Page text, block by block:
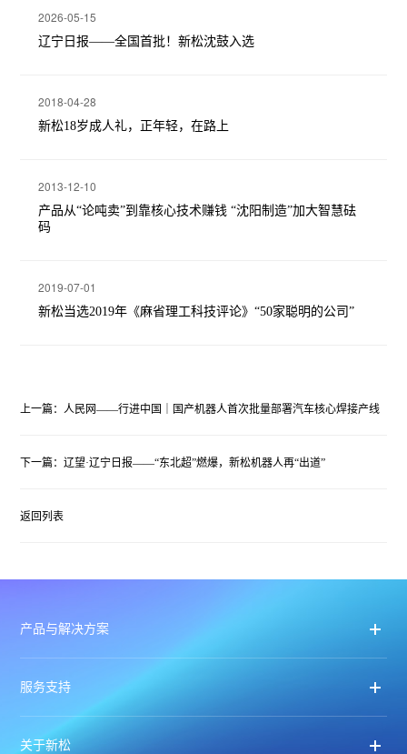
2026-05-15
辽宁日报——全国首批！新松沈鼓入选
2018-04-28
新松18岁成人礼，正年轻，在路上
2013-12-10
产品从“论吨卖”到靠核心技术赚钱 “沈阳制造”加大智慧砝
码
2019-07-01
新松当选2019年《麻省理工科技评论》“50家聪明的公司”
上一篇：人民网——行进中国｜国产机器人首次批量部署汽车核心焊接产线
下一篇：辽望·辽宁日报——“东北超”燃爆，新松机器人再“出道”
返回列表
产品与解决方案
服务支持
关于新松